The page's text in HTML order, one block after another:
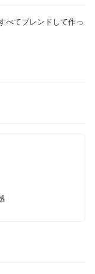
べてブレンドして作っ